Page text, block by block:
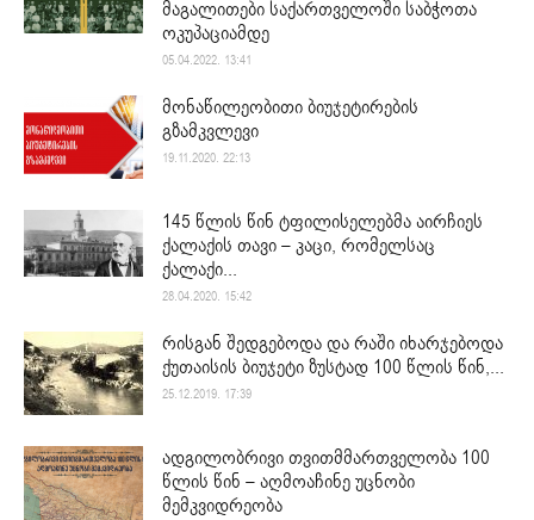
მაგალითები საქართველოში საბჭოთა
ოკუპაციამდე
05.04.2022. 13:41
მონაწილეობითი ბიუჯეტირების
გზამკვლევი
19.11.2020. 22:13
145 წლის წინ ტფილისელებმა აირჩიეს
ქალაქის თავი – კაცი, რომელსაც
ქალაქი...
28.04.2020. 15:42
რისგან შედგებოდა და რაში იხარჯებოდა
ქუთაისის ბიუჯეტი ზუსტად 100 წლის წინ,...
25.12.2019. 17:39
ადგილობრივი თვითმმართველობა 100
წლის წინ – აღმოაჩინე უცნობი
მემკვიდრეობა